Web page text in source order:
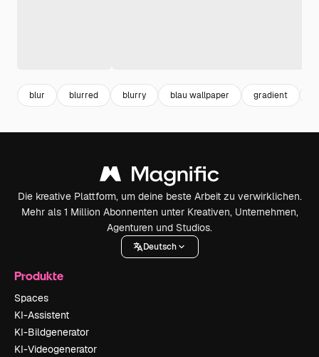
blur blurred blurry blau wallpaper gradient
Die kreative Plattform, um deine beste Arbeit zu verwirklichen.
Mehr als 1 Million Abonnenten unter Kreativen, Unternehmen,
Agenturen und Studios.
Deutsch
Produkte
Spaces
KI-Assistent
KI-Bildgenerator
KI-Videogenerator